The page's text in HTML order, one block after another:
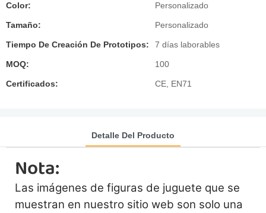
Color: Personalizado
Tamaño: Personalizado
Tiempo De Creación De Prototipos: 7 días laborables
MOQ: 100
Certificados: CE, EN71
Detalle Del Producto
Nota:
Las imágenes de figuras de juguete que se
muestran en nuestro sitio web son solo una